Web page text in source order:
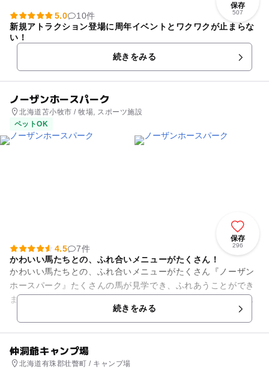
保存
507
5.0
10件
新規アトラクション登場に周年イベントとワクワクが止まらな
い！
続きをみる
ノーザンホースパーク
北海道苫小牧市 / 牧場, スポーツ施設
ペットOK
保存
296
4.5
7件
かわいい馬たちとの、ふれ合いメニューがたくさん！
かわいい馬たちとの、ふれ合いメニューがたくさん『ノーザン
ホースパーク』たくさんの馬が見学でき、ふれあうことができ
ます。のんびりと園内を一周する人気の『観光馬車』、子ども
たちに大人気の『ポニーショ...続きをみる
仲洞爺キャンプ場
北海道有珠郡壮瞥町 / キャンプ場